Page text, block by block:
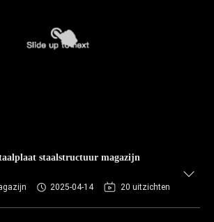
staalstructuur magazijn
2025-04-14 20 uitzichten